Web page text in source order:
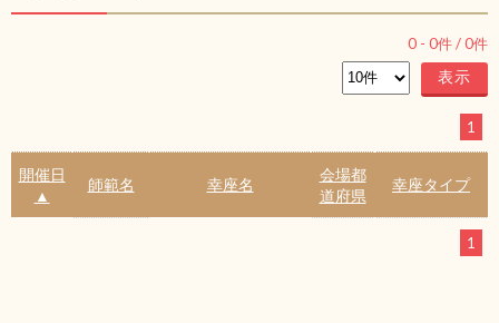
0 - 0件 /0件
1
開催日
▲
師範名 幸座名
会場都
道府県
幸座タイプ
1